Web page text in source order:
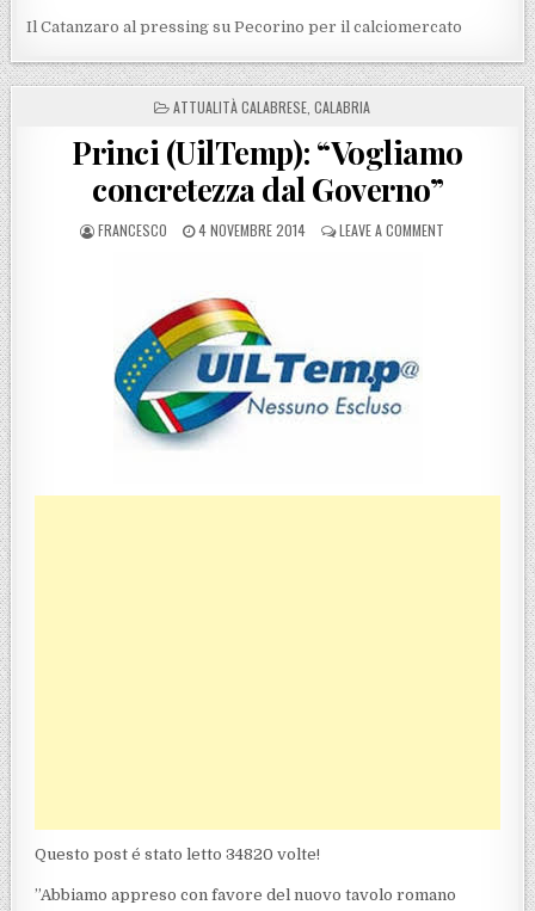
Il Catanzaro al pressing su Pecorino per il calciomercato
POSTED IN
ATTUALITÀ CALABRESE, CALABRIA
Princi (UilTemp): “Vogliamo
concretezza dal Governo”
POSTED BY
FRANCESCO POSTED ON
4 NOVEMBRE 2014 LEAVE A COMMENTON PRINCI
Questo post é stato letto 34820 volte!
”Abbiamo appreso con favore del nuovo tavolo romano